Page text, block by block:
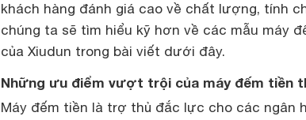
khách hàng đánh giá cao về chất lượng, tính
chúng ta sẽ tìm hiểu kỹ hơn về các mẫu máy
của Xiudun trong bài viết dưới đây.
Những ưu điểm vượt trội của máy đếm tiền
Máy đếm tiền là trợ thủ đắc lực cho các ngân